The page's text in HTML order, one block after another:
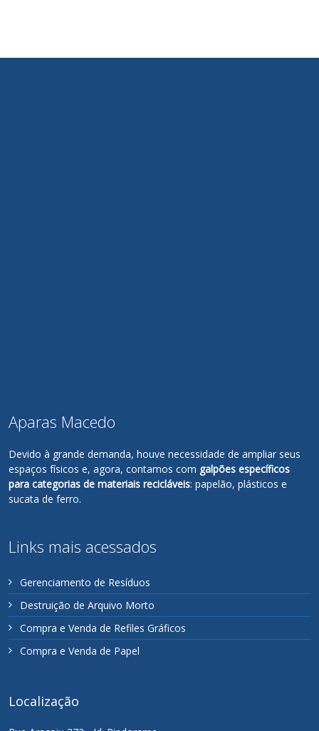
Aparas Macedo
Devido à grande demanda, houve necessidade de ampliar seus
espaços físicos e, agora, contamos com galpões específicos
para categorias de materiais recicláveis: papelão, plásticos e
sucata de ferro.
Links mais acessados
Gerenciamento de Resíduos
Destruição de Arquivo Morto
Compra e Venda de Refiles Gráficos
Compra e Venda de Papel
Localização